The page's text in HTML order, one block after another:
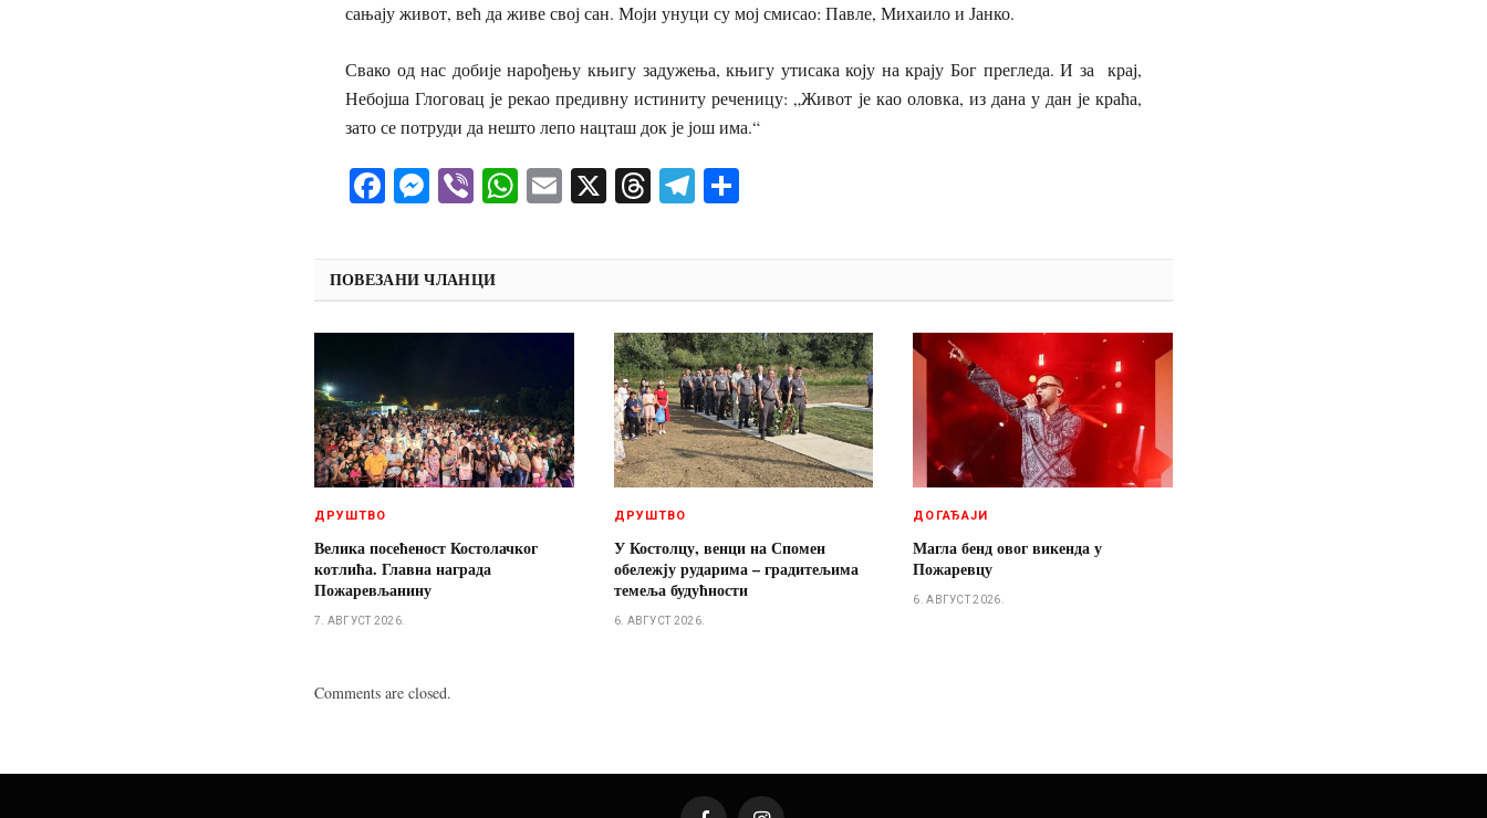
сањају живот, већ да живе свој сан. Моји унуци су мој смисао: Павле, Михаило и Јанко.
Свако од нас добије нарођењу књигу задужења, књигу утисака коју на крају Бог прегледа. И за крај,
Небојша Глоговац је рекао предивну истиниту реченицу: „Живот је као оловка, из дана у дан је краћа,
зато се потруди да нешто лепо нацташ док је још има.“
Facebook
Messenger
ViberWhatsApp
Email
X ThreadsTelegram
ПОВЕЗАНИ ЧЛАНЦИ
ДРУШТВО
Велика посећеност Костолачког
котлића. Главна награда
Пожаревљанину
7. АВГУСТ 2026.
ДРУШТВО
У Костолцу, венци на Спомен
обележју рударима – градитељима
темеља будућности
6. АВГУСТ 2026.
ДОГАЂАЈИ
Магла бенд овог викенда у
Пожаревцу
6. АВГУСТ 2026.
Comments are closed.